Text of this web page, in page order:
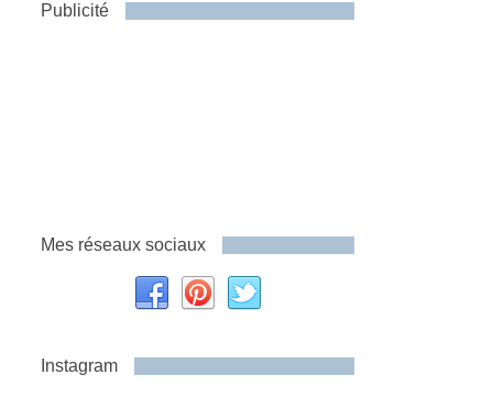
Publicité
Mes réseaux sociaux
Instagram